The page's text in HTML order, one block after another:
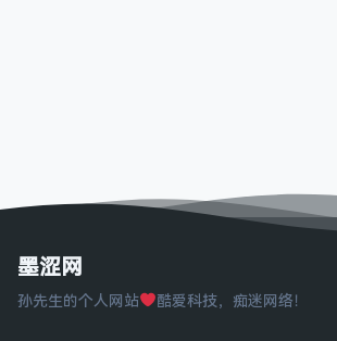
墨涩网
孙先生的个人网站 酷爱科技，痴迷网络！